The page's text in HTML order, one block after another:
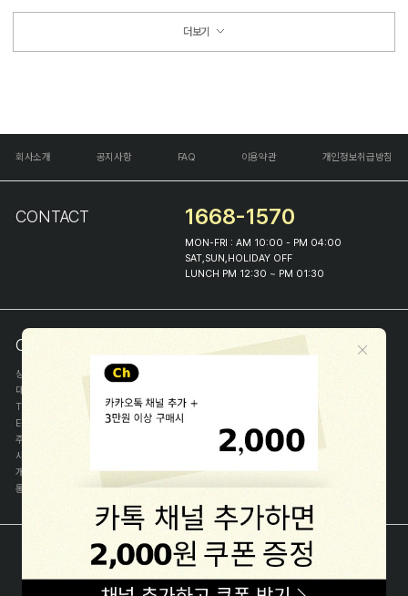
더보기
회사소개 공지사항 FAQ 이용약관 개인정보취급방침
CONTACT 1668-1570
MON-FRI : AM 10:00 - PM 04:00
SAT,SUN,HOLIDAY OFF
LUNCH PM 12:30 ~ PM 01:30
COMPANY INFO
상호
(주)해피프린스
대표
TEL
1668-1570
E-MAIL
help@happyprince.co.kr
주소
사업자등록번호
개인정보관리자
이화진
통신판매신고번호
제 2018-서울종로-1384 호[사업자정보확인]
COPYRIGHT(C) (주)해피프린스 ALL RIGHT RESERVED.